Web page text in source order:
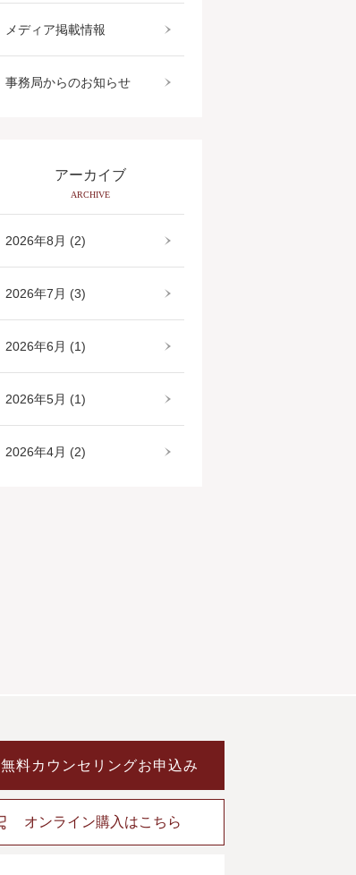
メディア掲載情報
事務局からのお知らせ
アーカイブ
ARCHIVE
2026年8月 (2)
2026年7月 (3)
2026年6月 (1)
2026年5月 (1)
2026年4月 (2)
無料カウンセリングお申込み
オンライン購入はこちら